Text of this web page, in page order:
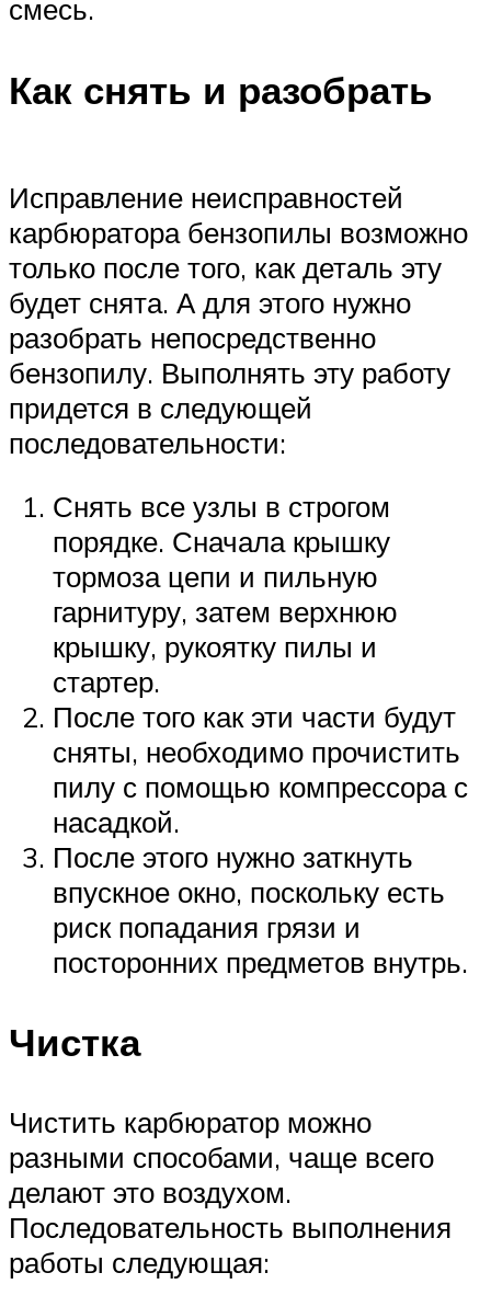
смесь.
Как снять и разобрать
Исправление неисправностей
карбюратора бензопилы возможно
только после того, как деталь эту
будет снята. А для этого нужно
разобрать непосредственно
бензопилу. Выполнять эту работу
придется в следующей
последовательности:
Снять все узлы в строгом
порядке. Сначала крышку
тормоза цепи и пильную
гарнитуру, затем верхнюю
крышку, рукоятку пилы и
стартер.
После того как эти части будут
сняты, необходимо прочистить
пилу с помощью компрессора с
насадкой.
После этого нужно заткнуть
впускное окно, поскольку есть
риск попадания грязи и
посторонних предметов внутрь.
Чистка
Чистить карбюратор можно
разными способами, чаще всего
делают это воздухом.
Последовательность выполнения
работы следующая: